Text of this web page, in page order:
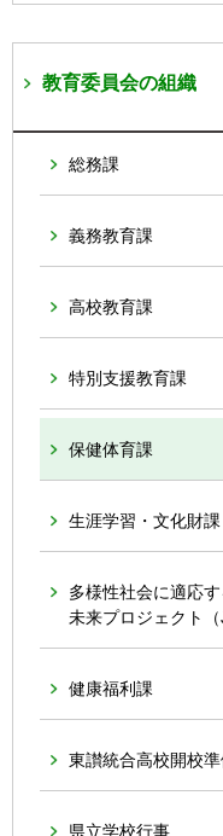
教育委員会の組織
総務課
義務教育課
高校教育課
特別支援教育課
保健体育課
生涯学習・文化財課
多様性社会に適応
未来プロジェクト
健康福利課
東讃統合高校開校
県立学校行事